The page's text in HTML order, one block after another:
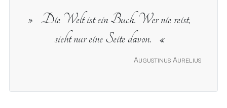
Augustinus Aurelius
Die Welt ist ein Buch. Wer nie reist,
sieht nur eine Seite davon.